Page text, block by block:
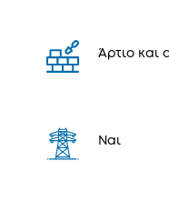
Άρτιο και
Ναι